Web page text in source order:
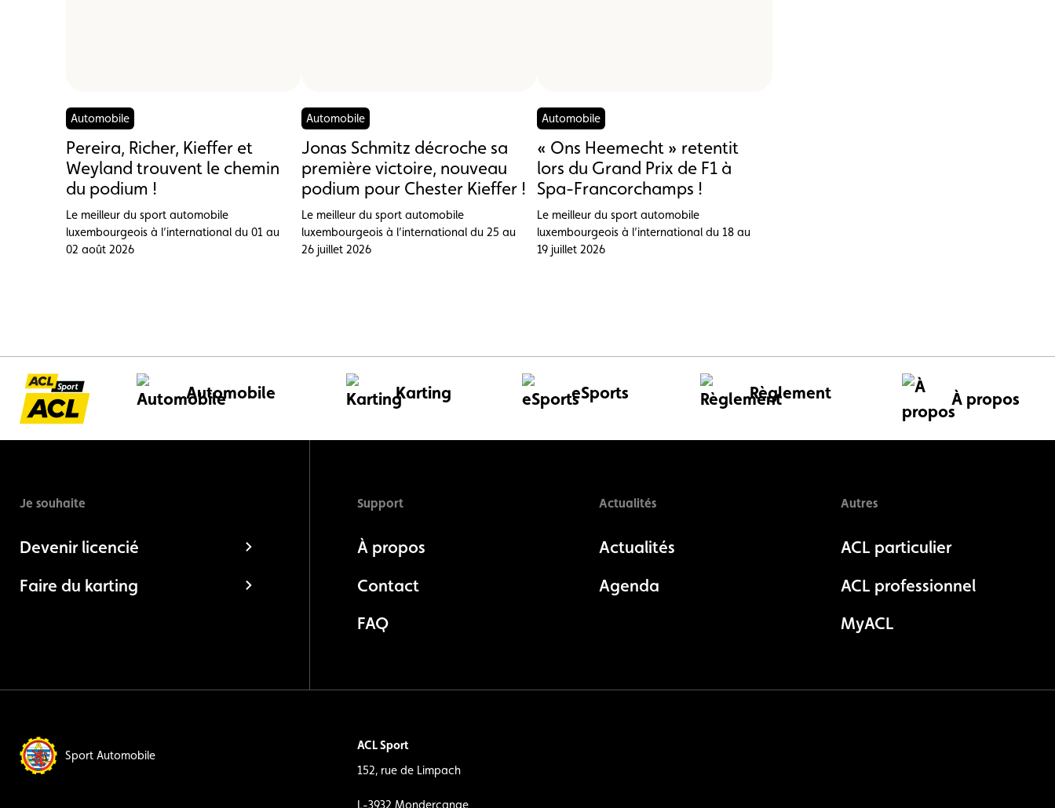
Automobile
Pereira, Richer, Kieffer et
Weyland trouvent le chemin
du podium !
Le meilleur du sport automobile
luxembourgeois à l’international du 01 au
02 août 2026
Automobile
Jonas Schmitz décroche sa
première victoire, nouveau
podium pour Chester Kieffer !
Le meilleur du sport automobile
luxembourgeois à l’international du 25 au
26 juillet 2026
Automobile
« Ons Heemecht » retentit
lors du Grand Prix de F1 à
Spa-Francorchamps !
Le meilleur du sport automobile
luxembourgeois à l’international du 18 au
19 juillet 2026
Automobile Karting eSports Règlement À propos
Je souhaite
Devenir licencié
Faire du karting
Support
À propos
Contact
FAQ
Actualités
Actualités
Agenda
Autres
ACL particulier
ACL professionnel
MyACL
Sport Automobile
ACL Sport
152, rue de Limpach
L-3932 Mondercange